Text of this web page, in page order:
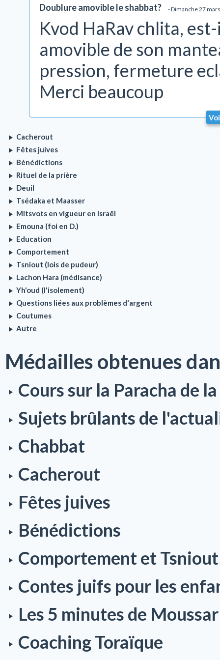
Doublure amovible le shabbat? - Dimanche 27
Kvod HaRav chlita,
amovible de son
pression, fermeture
Merci beaucoup
Cacherout
Fêtes juives
Bénédictions
Rituel de la prière
Deuil
Tsédaka et Maasser
Mitsvots en vigueur en Israël
Emouna (foi en D.)
Education
Comportement
Tsniout (lois de pudeur)
Lachon Hara (médisance)
Yh'oud (l'isolement)
Questions liées aux problèmes d'argent
Coutumes
Autre
Médailles obtenues
Cours sur la Paracha de
Sujets brûlants de
Chabbat
Cacherout
Fêtes juives
Bénédictions
Comportement et Tsniout
Contes juifs pour les
Les 5 minutes de
Coaching Toraïque